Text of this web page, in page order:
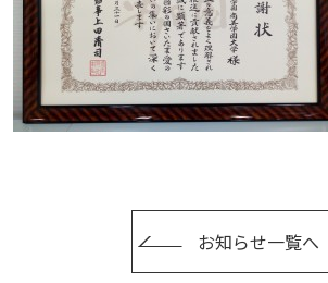
お知らせ一覧へ